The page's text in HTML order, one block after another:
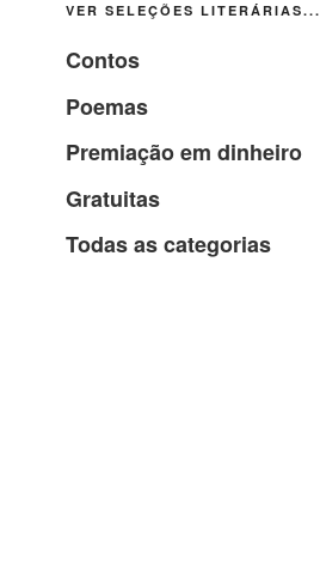
VER SELEÇÕES LITERÁRIAS...
Contos
Poemas
Premiação em dinheiro
Gratuitas
Todas as categorias